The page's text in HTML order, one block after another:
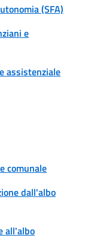
(SFA)
e
assistenziale
comunale
dall'albo
all'albo